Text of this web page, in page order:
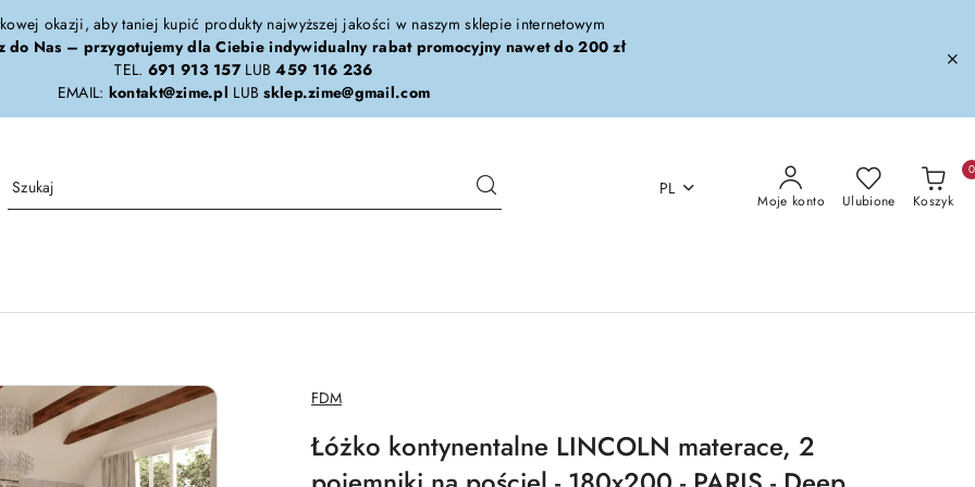
okazji, aby taniej kupić produkty najwyższej jakości w naszym sklepie internetowym
do Nas – przygotujemy dla Ciebie indywidualny rabat promocyjny nawet do 200 zł
TEL. 691 913 157LUB459 116 236
EMAIL: kontakt@zime.pl LUBsklep.zime@gmail.com
PL
Moje konto Ulubione Koszyk
0
NAZWA
PRODUCENTA:
FDM
Łóżko kontynentalne LINCOLN materace, 2